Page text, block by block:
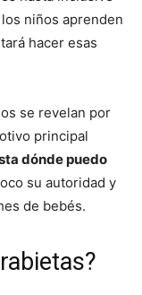
niños aprenden
hacer esas
se revelan por
principal
dónde puedo
su autoridad y
de bebés.